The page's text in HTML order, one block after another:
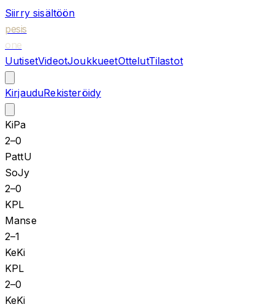
Siirry sisältöön
pesis
one
UutisetVideotJoukkueetOttelutTilastot
KirjauduRekisteröidy
KiPa
2–0
PattU
SoJy
2–0
KPL
Manse
2–1
KeKi
KPL
2–0
KeKi